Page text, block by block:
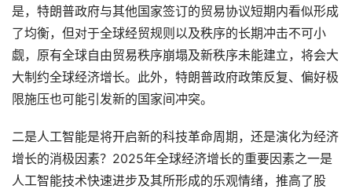
是，特朗普政府与其他国家签订的贸易协议短期内看似形成
了均衡，但对于全球经贸规则以及秩序的长期冲击不可小
觑，原有全球自由贸易秩序崩塌及新秩序未能建立，将会大
大制约全球经济增长。此外，特朗普政府政策反复、偏好极
限施压也可能引发新的国家间冲突。
二是人工智能是将开启新的科技革命周期，还是演化为经济
增长的消极因素？2025年全球经济增长的重要因素之一是
人工智能技术快速进步及其所形成的乐观情绪，推高了股